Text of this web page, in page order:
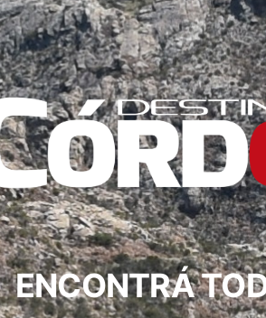
ENCONTRÁ